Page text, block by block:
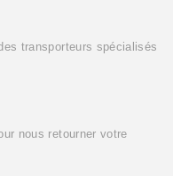
transporteurs spécialisés
nous retourner votre